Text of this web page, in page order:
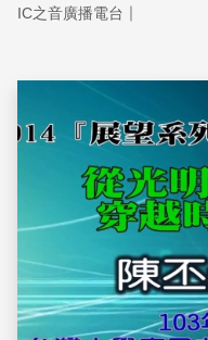
天文學家從對宇宙的觀
IC之音廣播電台 ｜